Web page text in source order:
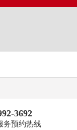
3692
务预约热线